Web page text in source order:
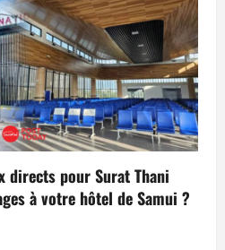
directs pour Surat Thani
à votre hôtel de Samui ?